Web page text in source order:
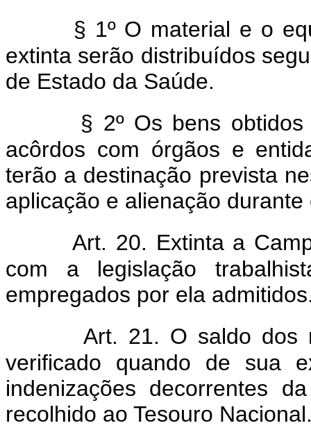
§ 1º O material e o
extinta serão distribuídos
de Estado da Saúde.
§ 2º Os bens
acôrdos com órgãos e
terão a destinação prevista
aplicação e alienação
Art. 20. Extinta a
com a legislação
empregados por ela
Art. 21. O saldo dos
verificado quando de sua
indenizações decorrentes
recolhido ao Tesouro